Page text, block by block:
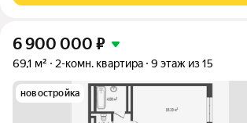
6 900 000 ₽
69,1 м² 2-комн. квартира 9 этаж из 15
новостройка